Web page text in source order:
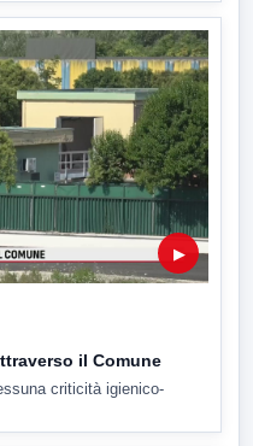
▶
il Comune
criticità igienico-